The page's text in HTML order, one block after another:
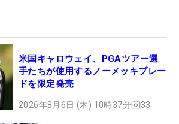
米国キャロウェイ、PGAツアー選
手たちが使用するノーメッキブレー
ドを限定発売
2026年8月6日 (木) 10時37分 33